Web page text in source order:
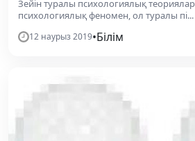
Зейін туралы психологиялық
психологиялық феномен, ол туралы пі...
12 наурыз 2019•Білім